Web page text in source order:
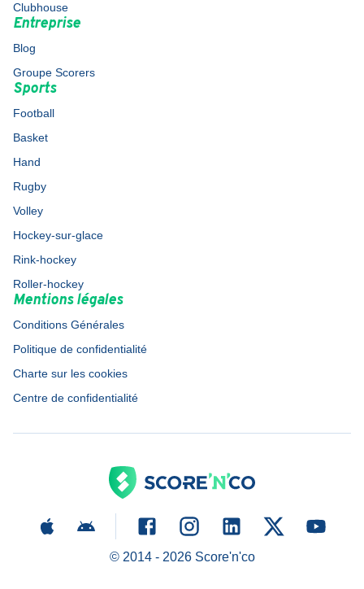
Clubhouse
Entreprise
Blog
Groupe Scorers
Sports
Football
Basket
Hand
Rugby
Volley
Hockey-sur-glace
Rink-hockey
Roller-hockey
Mentions légales
Conditions Générales
Politique de confidentialité
Charte sur les cookies
Centre de confidentialité
© 2014 - 2026Score'n'co